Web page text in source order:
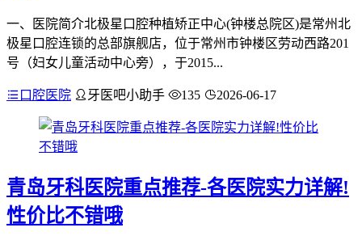
一、医院简介北极星口腔种植矫正中心(钟楼总院区)是常州北
极星口腔连锁的总部旗舰店，位于常州市钟楼区劳动西路201
号（妇女儿童活动中心旁），于2015...
口腔医院 牙医吧小助手 135 2026-06-17
青岛牙科医院重点推荐-各医院实力详解!
性价比不错哦